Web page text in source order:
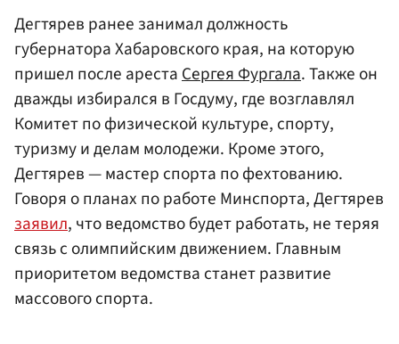
Дегтярев ранее занимал должность
губернатора Хабаровского края, на которую
пришел после арестаСергея Фургала. Также он
дважды избирался в Госдуму, где возглавлял
Комитет по физической культуре, спорту,
туризму и делам молодежи. Кроме этого,
Дегтярев — мастер спорта по фехтованию.
Говоря о планах по работе Минспорта, Дегтярев
заявил, что ведомство будет работать, не теряя
связь с олимпийским движением. Главным
приоритетом ведомства станет развитие
массового спорта.